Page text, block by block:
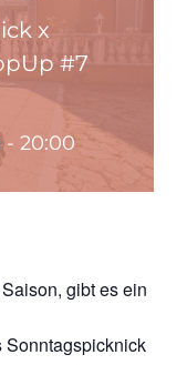
x
#7
- 20:00
gibt es ein
Sonntagspicknick